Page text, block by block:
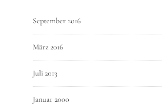
September 2016
März 2016
Juli 2013
Januar 2000